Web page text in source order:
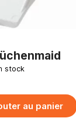
RAPIDE
stock
au panier